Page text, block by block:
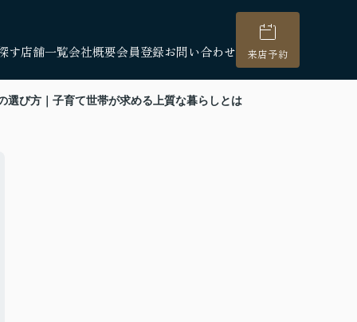
す店舗一覧会社概要会員登録お問い合わせ 来店予約
選び方｜子育て世帯が求める上質な暮らしとは